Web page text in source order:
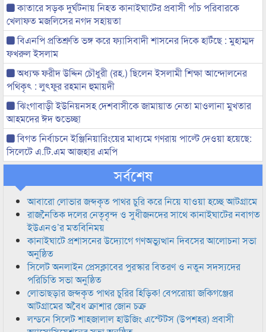
কাতারে সড়ক দুর্ঘটনায় নিহত কানাইঘাটের প্রবাসী পাঁচ পরিবারকে
খেলাফত মজলিসের নগদ সহায়তা
বিএনপি প্রতিশ্রুতি ভঙ্গ করে ফ্যাসিবাদী শাসনের দিকে হাটঁছে : মুহাম্মদ
ফখরুল ইসলাম
অধ্যক্ষ ফরীদ উদ্দিন চৌধুরী (রহ.) ছিলেন ইসলামী শিক্ষা আন্দোলনের
পথিকৃৎ : লুৎফুর রহমান হুমায়দী
ঝিংগাবাড়ী ইউনিয়নসহ দেশবাসীকে জামায়াত নেতা মাওলানা মুখতার
আহমদের ঈদ শুভেচ্ছা
বিগত নির্বাচনে ইঞ্জিনিয়ারিংয়ের মাধ্যমে গণরায় পাল্টে দেওয়া হয়েছে:
সিলেটে এ.টি.এম আজহার এমপি
সর্বশেষ
আবারো লোভার জব্দকৃত পাথর চুরি করে নিয়ে যাওয়া হচ্ছে আটগ্রামে
রাজনৈতিক দলের নেতৃবৃন্দ ও সুধীজনদের সাথে কানাইঘাটের নবাগত
ইউএনও’র মতবিনিময়
কানাইঘাটে প্রশাসনের উদ্যোগে গণঅভ্যুত্থান দিবসের আলোচনা সভা
অনুষ্ঠিত
সিলেট অনলাইন প্রেসক্লাবের পুরস্কার বিতরণ ও নতুন সদস্যদের
পরিচিতি সভা অনুষ্ঠিত
লোভাছড়ার জব্দকৃত পাথর চুরির হিড়িক! বেপরোয়া জকিগঞ্জের
আটগ্রামের অবৈধ ক্রাশার জোন চক্র
লন্ডনে সিলেট শাহজালাল হাউজিং এস্টেটস (উপশহর) প্রবাসী